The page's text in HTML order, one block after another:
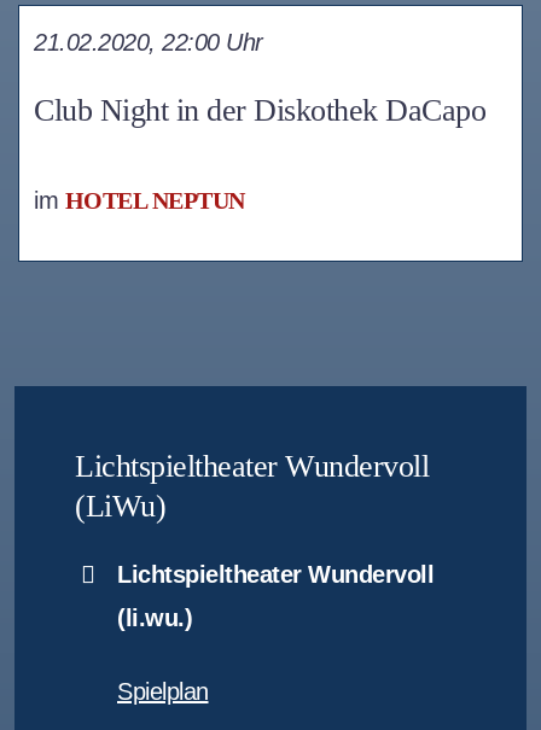
Club Night in der Diskothek DaCapo
21.02.2020, 22:00 Uhr
im HOTEL NEPTUN
Lichtspieltheater Wundervoll
(LiWu)
Lichtspieltheater Wundervoll
(li.wu.)
Spielplan